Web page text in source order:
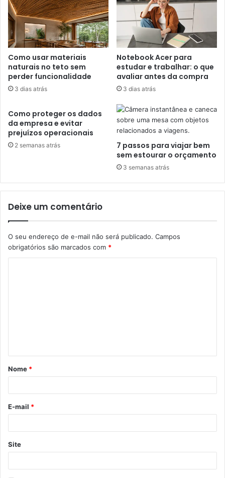
Como usar materiais
naturais no teto sem
perder funcionalidade
3 dias atrás
Notebook Acer para
estudar e trabalhar: o que
avaliar antes da compra
3 dias atrás
Como proteger os dados
da empresa e evitar
prejuízos operacionais
2 semanas atrás
7 passos para viajar bem
sem estourar o orçamento
3 semanas atrás
Deixe um comentário
O seu endereço de e-mail não será publicado. Campos
obrigatórios são marcados com *
á
r
*
Nome *
E-mail *
Site